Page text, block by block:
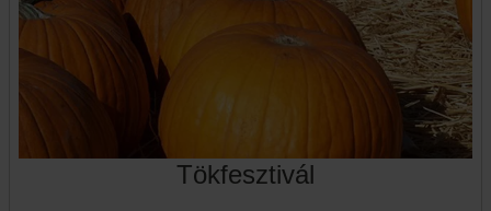
Tökfesztivál